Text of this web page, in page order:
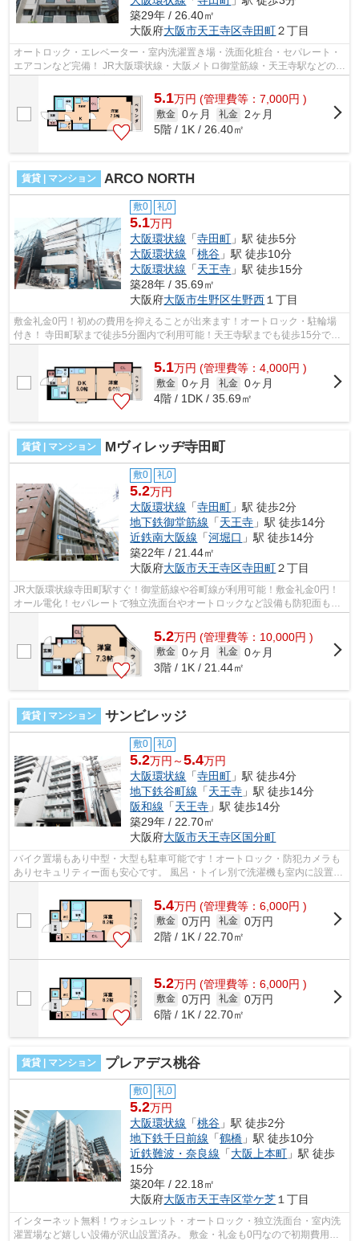
築29年 / 26.40㎡
大阪府大阪市天王寺区寺田町２丁目
オートロック・エレベーター・室内洗濯置き場・洗面化粧台・セパレート・
エアコンなど完備！ JR大阪環状線・大阪メトロ御堂筋線・天王寺駅などの沿
線が利用できるので交通の便もいい...
5.1万円 (管理費等：7,000円 )
敷金 0ヶ月 礼金 2ヶ月
5階 / 1K / 26.40㎡
賃貸 | マンション ARCO NORTH
敷0 礼0
5.1万円
大阪環状線 「寺田町 」駅 徒歩5分
大阪環状線 「桃谷 」駅 徒歩10分
大阪環状線 「天王寺 」駅 徒歩15分
築28年 / 35.69㎡
大阪府大阪市生野区生野西 １丁目
敷金礼金0円！初めの費用を抑えることが出来ます！オートロック・駐輪場
付き！ 寺田町駅まで徒歩5分圏内で利用可能！天王寺駅までも徒歩15分で利
用可能です！ ■□■□■□■□■□■□■□■□■□■□■...
5.1万円 (管理費等：4,000円 )
敷金 0ヶ月 礼金 0ヶ月
4階 / 1DK / 35.69㎡
賃貸 | マンション Mヴィレッヂ寺田町
敷0 礼0
5.2万円
大阪環状線 「寺田町 」駅 徒歩2分
地下鉄御堂筋線 「天王寺 」駅 徒歩14分
近鉄南大阪線 「河堀口 」駅 徒歩14分
築22年 / 21.44㎡
大阪府大阪市天王寺区寺田町２丁目
JR大阪環状線寺田町駅すぐ！御堂筋線や谷町線が利用可能！敷金礼金0円！
オール電化！セパレートで独立洗面台やオートロックなど設備も防犯面も安
5.2万円 (管理費等：10,000円 )
敷金 0ヶ月 礼金 0ヶ月
3階 / 1K / 21.44㎡
賃貸 | マンション サンビレッジ
敷0 礼0
5.2万円～5.4万円
大阪環状線 「寺田町 」駅 徒歩4分
地下鉄谷町線 「天王寺 」駅 徒歩14分
阪和線 「天王寺 」駅 徒歩14分
築29年 / 22.70㎡
大阪府大阪市天王寺区国分町
バイク置場もあり中型・大型も駐車可能です！オートロック・防犯カメラも
ありセキュリティー面も安心です。 風呂・トイレ別で洗濯機も室内に設置で
5.4万円 (管理費等：6,000円 )
敷金 0万円 礼金 0万円
2階 / 1K / 22.70㎡
5.2万円 (管理費等：6,000円 )
敷金 0万円 礼金 0万円
6階 / 1K / 22.70㎡
賃貸 | マンション プレアデス桃谷
敷0 礼0
5.2万円
大阪環状線 「桃谷 」駅 徒歩2分
地下鉄千日前線 「鶴橋 」駅 徒歩10分
近鉄難波・奈良線 「大阪上本町 」駅 徒歩
15分
築20年 / 22.18㎡
大阪府大阪市天王寺区堂ケ芝 １丁目
インターネット無料！ウォシュレット・オートロック・独立洗面台・室内洗
濯置場など嬉しい設備が沢山設置済み。 敷金・礼金も0円なので初期費用を